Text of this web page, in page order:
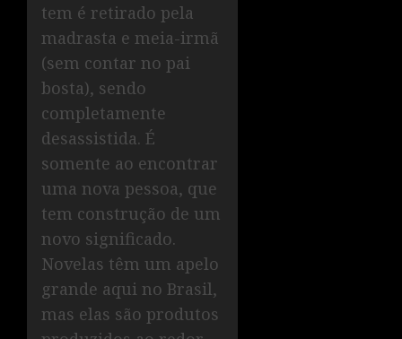
tem é retirado pela
madrasta e meia-irmã
(sem contar no pai
bosta), sendo
completamente
desassistida. É
somente ao encontrar
uma nova pessoa, que
tem construção de um
novo significado.
Novelas têm um apelo
grande aqui no Brasil,
mas elas são produtos